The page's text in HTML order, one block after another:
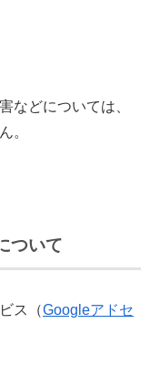
などについては、
。
ついて
ス（Googleアドセ